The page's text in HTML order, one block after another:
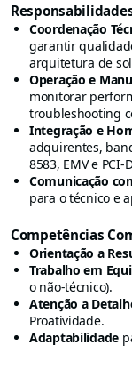
Coordenação
garantir
arquitetura de
Operação e
monitorar
troubleshooting
Integração e
adquirentes,
8583, EMV e PCI-
Comunicação
para o técnico e
Competências
Orientação a
Trabalho em
o não-técnico).
Atenção a
Proatividade.
Adaptabilidade